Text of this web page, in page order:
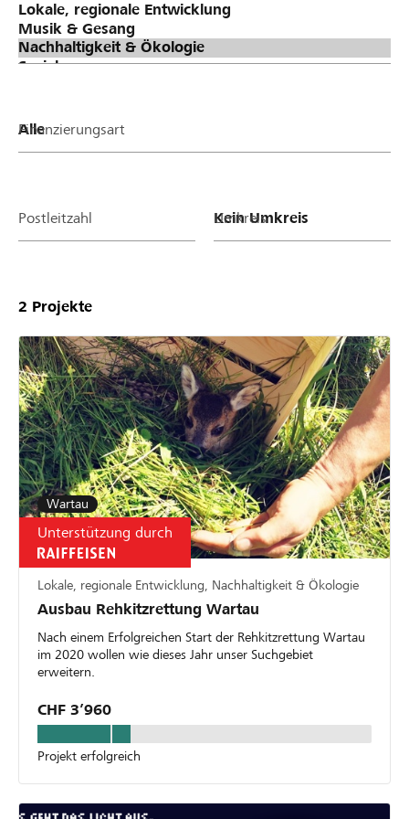
Finanzierungsart
Postleitzahl Umkreis
2 Projekte
Wartau
Unterstützung durch
Lokale, regionale Entwicklung, Nachhaltigkeit & Ökologie
Ausbau Rehkitzrettung Wartau
Nach einem Erfolgreichen Start der Rehkitzrettung Wartau
im 2020 wollen wie dieses Jahr unser Suchgebiet
erweitern.
CHF 3’960
Projekt erfolgreich